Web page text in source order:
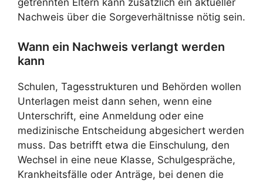
getrennten Eltern kann zusätzlich ein aktueller
Nachweis über die Sorgeverhältnisse nötig sein.
Wann ein Nachweis verlangt werden
kann
Schulen, Tagesstrukturen und Behörden wollen
Unterlagen meist dann sehen, wenn eine
Unterschrift, eine Anmeldung oder eine
medizinische Entscheidung abgesichert werden
muss. Das betrifft etwa die Einschulung, den
Wechsel in eine neue Klasse, Schulgespräche,
Krankheitsfälle oder Anträge, bei denen die